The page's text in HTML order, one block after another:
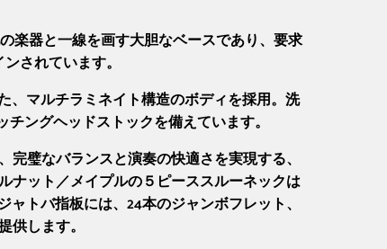
楽器と一線を画す大胆なベースであり、要求
されています。
、マルチラミネイト構造のボディを採用。洗
ングヘッドストックを備えています。
璧なバランスと演奏の快適さを実現する、
ナット／メイプルの５ピーススルーネックは
トバ指板には、24本のジャンボフレット、
します。